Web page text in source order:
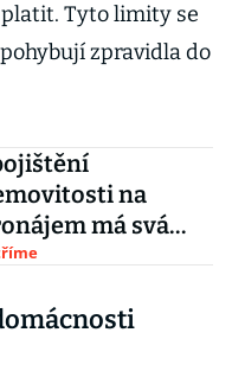
Tyto limity se
zpravidla do
na
má svá